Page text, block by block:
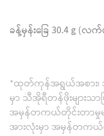
ခန့်မှန်းခြေ 30.4 g (လ
*ထုတ်ကုန်အရွယ်အစား၊
မှာ သီအိုရီတန်ဖိုးများသာ
အမှန်တကယ်တိုင်းတာမှုမ
အားလုံးမှာ အမှန်တက